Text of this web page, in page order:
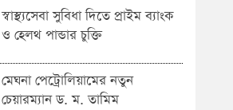
স্বাস্থ্যসেবা সুবিধা দিতে প্রাইম ব্যাংক
ও হেলথ পান্ডার চুক্তি
মেঘনা পেট্রোলিয়ামের নতুন
চেয়ারম্যান ড. ম. তামিম